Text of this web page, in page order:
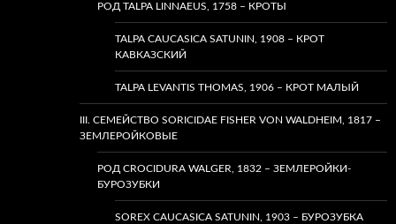
РОД TALPA LINNAEUS, 1758 – КРОТЫ
TALPA CAUCASICA SATUNIN, 1908 – КРОТ
КАВКАЗСКИЙ
TALPA LEVANTIS THOMAS, 1906 – КРОТ МАЛЫЙ
III. СЕМЕЙСТВО SORICIDAE FISHER VON WALDHEIM, 1817 –
ЗЕМЛЕРОЙКОВЫЕ
РОД CROCIDURA WALGER, 1832 – ЗЕМЛЕРОЙКИ-
БУРОЗУБКИ
SOREX CAUCASICA SATUNIN, 1903 – БУРОЗУБКА